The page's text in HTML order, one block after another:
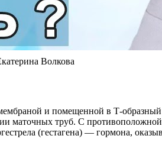
Волкова
и помещенной в Т-
маточных труб. С
(гестагена) — гормона,